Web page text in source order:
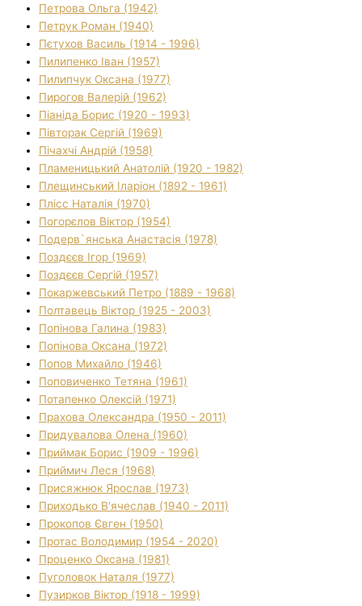
Петрова Ольга (1942)
Петрук Роман (1940)
Пєтухов Василь (1914 - 1996)
Пилипенко Іван (1957)
Пилипчук Оксана (1977)
Пирогов Валерій (1962)
Піаніда Борис (1920 - 1993)
Півторак Сергій (1969)
Пічахчі Андрій (1958)
Пламеницький Анатолій (1920 - 1982)
Плещинський Іларіон (1892 - 1961)
Плісс Наталія (1970)
Погорєлов Віктор (1954)
Подерв`янська Анастасія (1978)
Поздєєв Ігор (1969)
Поздєєв Сергій (1957)
Покаржевський Петро (1889 - 1968)
Полтавець Віктор (1925 - 2003)
Попінова Галина (1983)
Попінова Оксана (1972)
Попов Михайло (1946)
Поповиченко Тетяна (1961)
Потапенко Олексій (1971)
Прахова Олександра (1950 - 2011)
Придувалова Олена (1960)
Приймак Борис (1909 - 1996)
Приймич Леся (1968)
Присяжнюк Ярослав (1973)
Приходько В'ячеслав (1940 - 2011)
Прокопов Євген (1950)
Протас Володимир (1954 - 2020)
Проценко Оксана (1981)
Пуголовок Наталя (1977)
Пузирков Віктор (1918 - 1999)